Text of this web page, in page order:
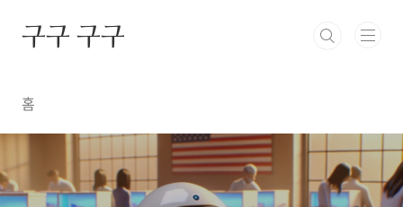
구구 구구
홈